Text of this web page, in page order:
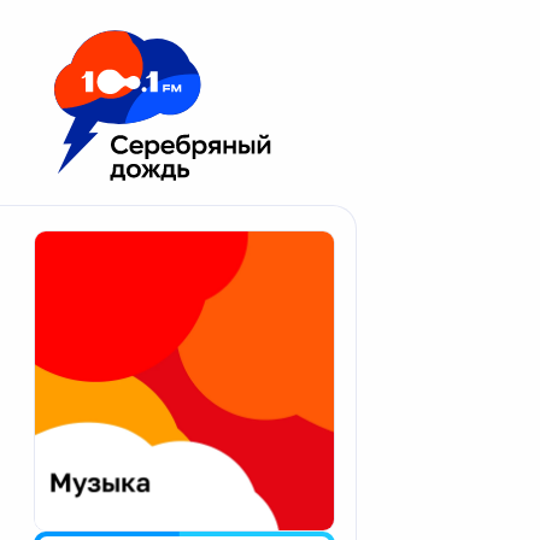
Москва 100.1 FM
Апатиты
Екатеринбург
Калининград
Калуга